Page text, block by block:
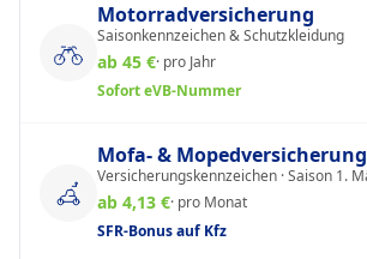
Motorradversicherung
Saisonkennzeichen & Schutzkleidung
ab 45 €· pro Jahr
Sofort eVB-Nummer
Mofa- & Mopedversicherung
ab 4,13 €· pro Monat
SFR-Bonus auf Kfz